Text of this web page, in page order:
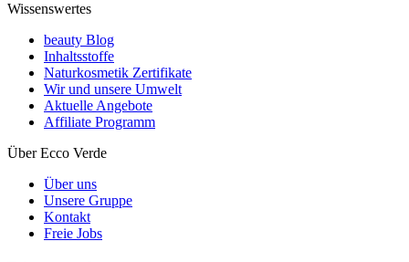
Wissenswertes
beauty Blog
Inhaltsstoffe
Naturkosmetik Zertifikate
Wir und unsere Umwelt
Aktuelle Angebote
Affiliate Programm
Über Ecco Verde
Über uns
Unsere Gruppe
Kontakt
Freie Jobs